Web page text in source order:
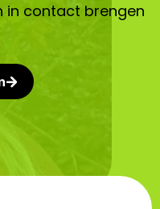
in contact brengen